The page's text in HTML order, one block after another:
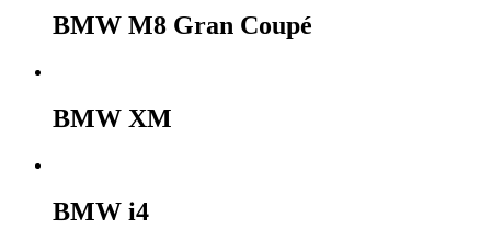
BMW M8 Gran Coupé
BMW XM
BMW i4